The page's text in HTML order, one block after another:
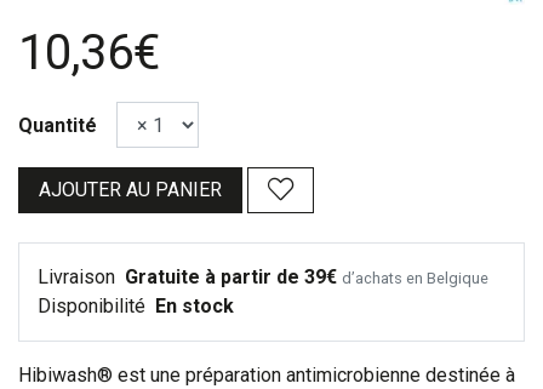
10,36€
Quantité
AJOUTER AU PANIER
Livraison Gratuite à partir de 39€ d’achats en Belgique
Disponibilité En stock
Hibiwash® est une préparation antimicrobienne destinée à